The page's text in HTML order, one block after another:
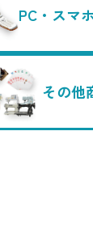
PC・スマ
その他